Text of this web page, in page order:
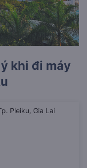
khi đi máy
Pleiku, Gia Lai